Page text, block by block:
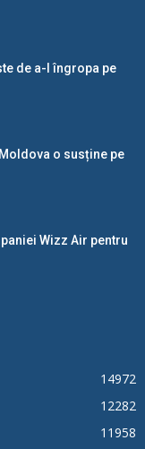
de a-l îngropa pe
o susține pe
Wizz Air pentru
14972
12282
11958